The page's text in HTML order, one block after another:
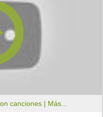
canciones | Más...